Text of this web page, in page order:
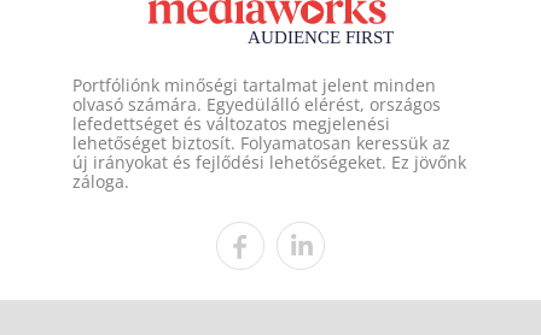
Portfóliónk minőségi tartalmat jelent minden
olvasó számára. Egyedülálló elérést, országos
lefedettséget és változatos megjelenési
lehetőséget biztosít. Folyamatosan keressük az
új irányokat és fejlődési lehetőségeket. Ez jövőnk
záloga.